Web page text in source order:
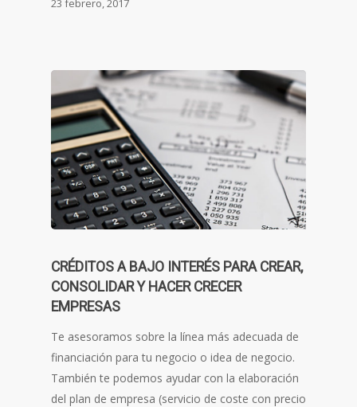
23 febrero, 2017
CRÉDITOS A BAJO INTERÉS PARA CREAR,
CONSOLIDAR Y HACER CRECER
EMPRESAS
Te asesoramos sobre la línea más adecuada de
financiación para tu negocio o idea de negocio.
También te podemos ayudar con la elaboración
del plan de empresa (servicio de coste con precio